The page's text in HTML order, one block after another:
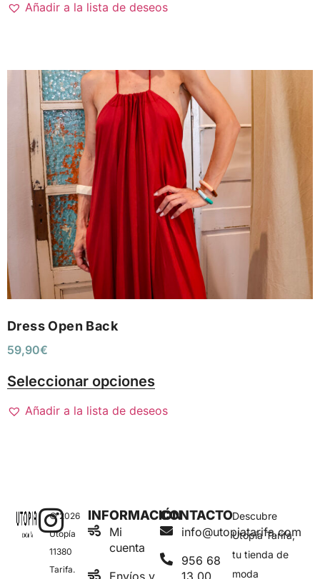
Añadir a la lista de deseos
Dress Open Back
59,90€
Seleccionar opciones
Añadir a la lista de deseos
© 2026
Utopía
11380
Tarifa.
Descubre
Utopía Tarifa,
tu tienda de
moda
CONTACTO
info@utopiatarifa.com
956 68
INFORMACIÓN
Mi
cuenta